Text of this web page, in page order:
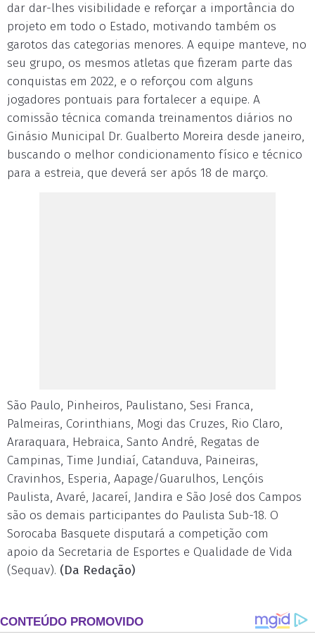
dar dar-lhes visibilidade e reforçar a importância do
projeto em todo o Estado, motivando também os
garotos das categorias menores. A equipe manteve, no
seu grupo, os mesmos atletas que fizeram parte das
conquistas em 2022, e o reforçou com alguns
jogadores pontuais para fortalecer a equipe. A
comissão técnica comanda treinamentos diários no
Ginásio Municipal Dr. Gualberto Moreira desde janeiro,
buscando o melhor condicionamento físico e técnico
para a estreia, que deverá ser após 18 de março.
São Paulo, Pinheiros, Paulistano, Sesi Franca,
Palmeiras, Corinthians, Mogi das Cruzes, Rio Claro,
Araraquara, Hebraica, Santo André, Regatas de
Campinas, Time Jundiaí, Catanduva, Paineiras,
Cravinhos, Esperia, Aapage/Guarulhos, Lençóis
Paulista, Avaré, Jacareí, Jandira e São José dos Campos
são os demais participantes do Paulista Sub-18. O
Sorocaba Basquete disputará a competição com
apoio da Secretaria de Esportes e Qualidade de Vida
(Sequav). (Da Redação)